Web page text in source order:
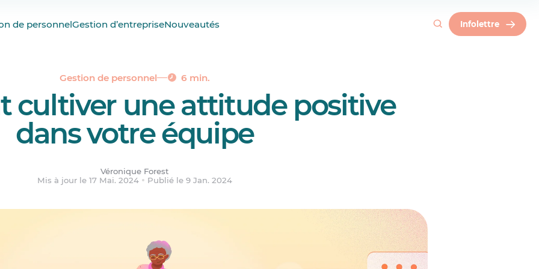
de personnelGestion d’entrepriseNouveautés Infolettre
Gestion de personnel 6 min.
cultiver une attitude positive
dans votre équipe
Véronique Forest
Mis à jour le 17 Mai. 2024
Publié le 9 Jan. 2024
qui s’entend bien
de gestion positives
trucs pour une attitude positive au travail